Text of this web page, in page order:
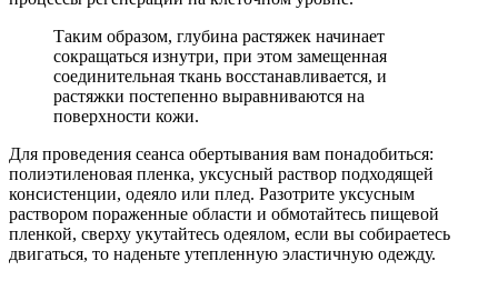
Таким образом, глубина растяжек начинает
сокращаться изнутри, при этом замещенная
соединительная ткань восстанавливается, и
растяжки постепенно выравниваются на
поверхности кожи.
Для проведения сеанса обертывания вам понадобиться:
полиэтиленовая пленка, уксусный раствор подходящей
консистенции, одеяло или плед. Разотрите уксусным
раствором пораженные области и обмотайтесь пищевой
пленкой, сверху укутайтесь одеялом, если вы собираетесь
двигаться, то наденьте утепленную эластичную одежду.